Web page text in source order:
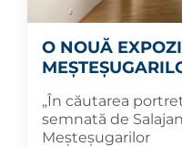
O NOUĂ
„În căutarea
semnată de
Meșteșugarilor